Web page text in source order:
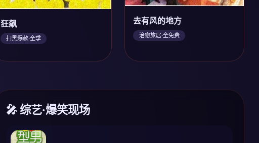
狂飙
扫黑爆款·全季
去有风的地方
治愈旅居·全免费
🎤 综艺·爆笑现场